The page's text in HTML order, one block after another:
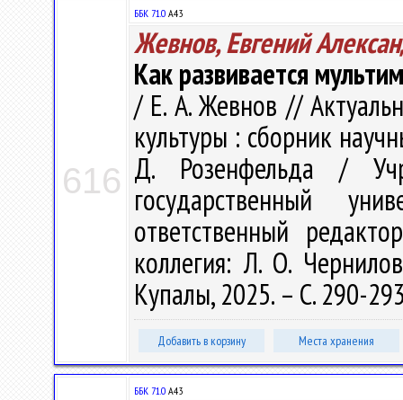
616
ББК 71.0 А43
Жевнов, Евгений
Как развивается
/ Е. А. Жевнов //
культуры : сборник
Д. Розенфельда /
государственный
ответственный
коллегия: Л. О.
Купалы, 2025. – С. 290-
Добавить в корзину Места хранения
ББК 71.0 А43